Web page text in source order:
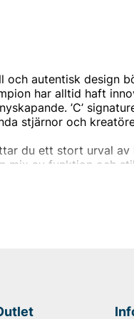
och autentisk design
har alltid haft
’C’
stjärnor och
du ett stort urval av
mix av funktion och
till t-shirts,
outfits har vi något